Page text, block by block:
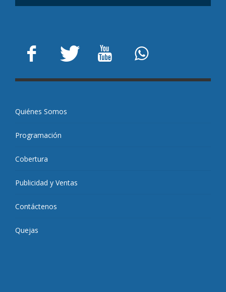
Quiénes Somos
Programación
Cobertura
Publicidad y Ventas
Contáctenos
Quejas